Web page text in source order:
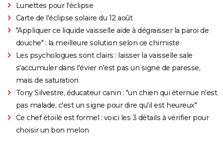
Lunettes pour l'éclipse
Carte de l'éclipse solaire du 12 août
"Appliquer ce liquide vaisselle aide à dégraisser la paroi de
douche" : la meilleure solution selon ce chimiste
Les psychologues sont clairs : laisser la vaisselle sale
s'accumuler dans l'évier n'est pas un signe de paresse,
mais de saturation
Tony Silvestre, éducateur canin : "un chien qui éternue n'est
pas malade, c'est un signe pour dire qu'il est heureux"
Ce chef étoilé est formel : voici les 3 détails à vérifier pour
choisir un bon melon